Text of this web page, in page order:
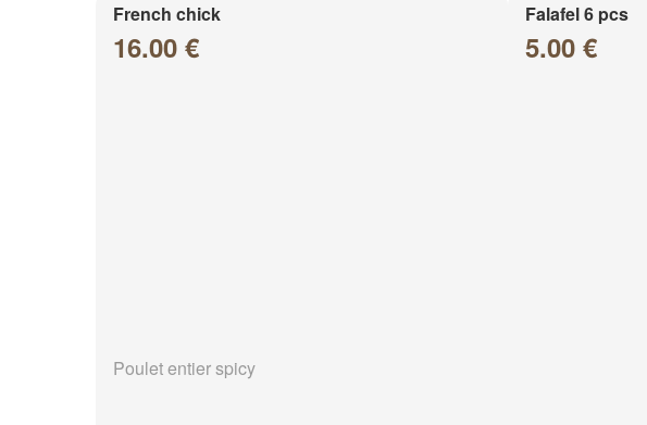
French chick
16.00 €
Poulet entier spicy
Falafel 6 pcs
5.00 €